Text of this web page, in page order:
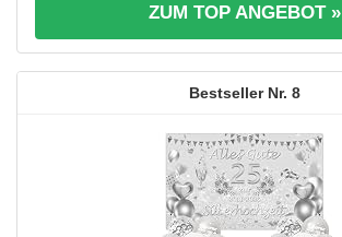
ZUM TOP ANGEBOT »
8